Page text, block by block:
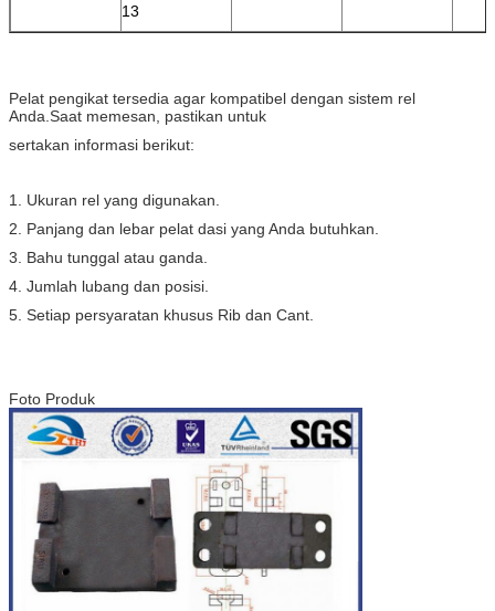
13
Pelat pengikat tersedia agar kompatibel dengan sistem rel
Anda.Saat memesan, pastikan untuk
sertakan informasi berikut:
1. Ukuran rel yang digunakan.
2. Panjang dan lebar pelat dasi yang Anda butuhkan.
3. Bahu tunggal atau ganda.
4. Jumlah lubang dan posisi.
5. Setiap persyaratan khusus Rib dan Cant.
Foto Produk